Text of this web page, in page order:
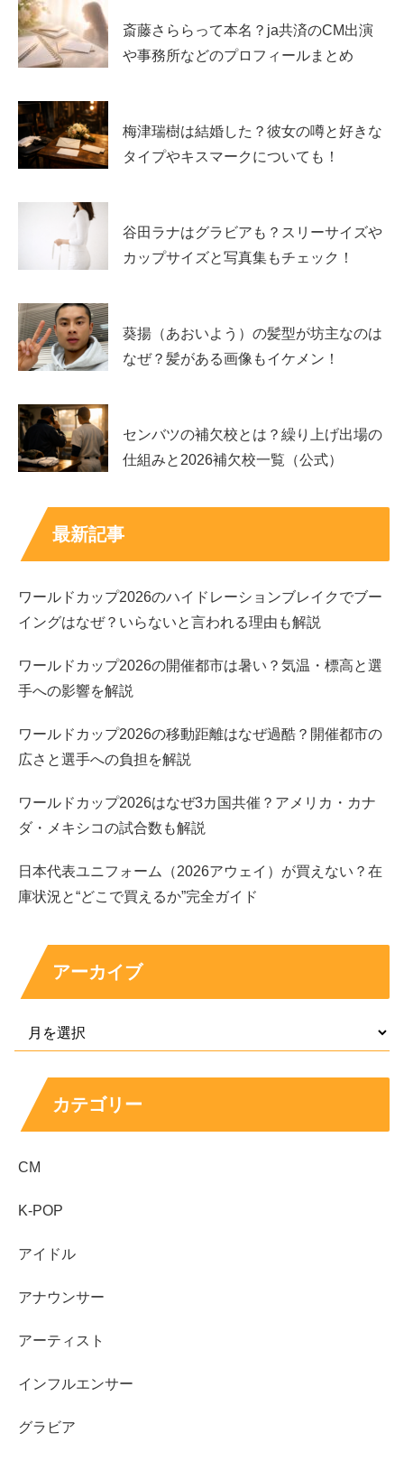
子供についても、人数や年齢などを裏づける形の公表情報
しない選択は一般的で、特にホテル事業のように対外的な
露出が増える立場ほど、プライバシーを守る判断がなされ
ることがあります。
現時点で言えるのは、
は判断が難しい
という点です。
穂積輝明氏は、生年が1972年、1973年の両方で紹介され
ることがあります。これは媒体ごとの参照元や更新タイミ
また「会長兼社長」は、会長職と社長職を同一人物が担う
体制を指し、対外的な代表性と社内の執行責任の両方を背
カンデオホテルズのように出店やブランドづくりが重要な
ることもあります。
まとめ
として知られる
れている
社を立ち上げた流れが語られることが多い
年収は公表がなく確定できないが、会社規模などか
れる
斎藤さららって本名？ja共済のCM出演
や事務所などのプロフィールまとめ
梅津瑞樹は結婚した？彼女の噂と好きな
タイプやキスマークについても！
谷田ラナはグラビアも？スリーサイズや
カップサイズと写真集もチェック！
葵揚（あおいよう）の髪型が坊主なのは
なぜ？髪がある画像もイケメン！
センバツの補欠校とは？繰り上げ出場の
仕組みと2026補欠校一覧（公式）
最新記事
ワールドカップ2026のハイドレーションブレイクでブー
イングはなぜ？いらないと言われる理由も解説
ワールドカップ2026の開催都市は暑い？気温・標高と選
手への影響を解説
ワールドカップ2026の移動距離はなぜ過酷？開催都市の
広さと選手への負担を解説
ワールドカップ2026はなぜ3カ国共催？アメリカ・カナ
ダ・メキシコの試合数も解説
日本代表ユニフォーム（2026アウェイ）が買えない？在
庫状況と“どこで買えるか”完全ガイド
アーカイブ
カテゴリー
CM
K-POP
アイドル
アナウンサー
アーティスト
インフルエンサー
グラビア